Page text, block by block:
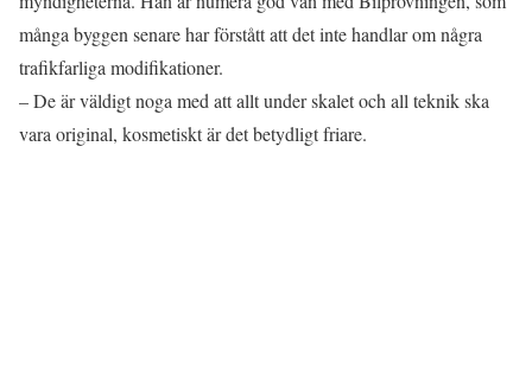
många byggen senare har förstått att det inte handlar om några
trafikfarliga modifikationer.
– De är väldigt noga med att allt under skalet och all teknik ska
vara original, kosmetiskt är det betydligt friare.